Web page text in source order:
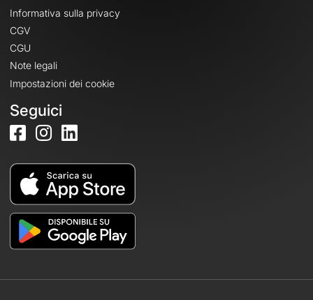
Informativa sulla privacy
CGV
CGU
Note legali
Impostazioni dei cookie
Seguici